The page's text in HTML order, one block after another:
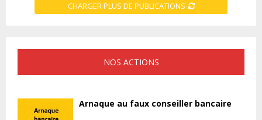
CHARGER PLUS DE PUBLICATIONS
NOS ACTIONS
Arnaque au faux conseiller bancaire